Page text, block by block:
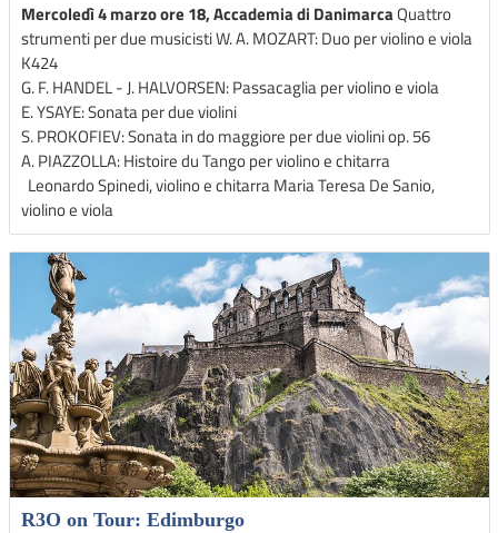
Mercoledì 4 marzo ore 18, Accademia di DanimarcaQuattro
strumenti per due musicisti W. A. MOZART: Duo per violino e viola
K424
G. F. HANDEL - J. HALVORSEN: Passacaglia per violino e viola
E. YSAYE: Sonata per due violini
S. PROKOFIEV: Sonata in do maggiore per due violini op. 56
A. PIAZZOLLA: Histoire du Tango per violino e chitarra
Leonardo Spinedi, violino e chitarra Maria Teresa De Sanio,
violino e viola
R3O on Tour: Edimburgo